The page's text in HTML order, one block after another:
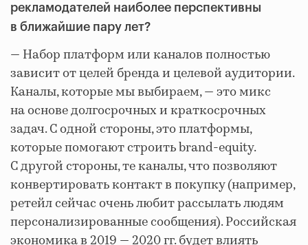
рекламодателей наиболее перспективны
в ближайшие пару лет?
— Набор платформ или каналов полностью
зависит от целей бренда и целевой аудитории.
Каналы, которые мы выбираем, — это микс
на основе долгосрочных и краткосрочных
задач. С одной стороны, это платформы,
которые помогают строить brand-equity.
С другой стороны, те каналы, что позволяют
конвертировать контакт в покупку (например,
ретейл сейчас очень любит рассылать людям
персонализированные сообщения). Российская
экономика в 2019 — 2020 гг. будет влиять